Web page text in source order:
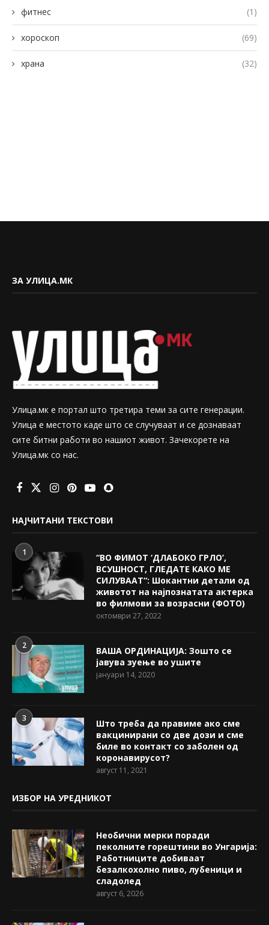
фитнес (1)
хороскоп (69)
храна (32)
ЗА УЛИЦА.МК
Улица.мк е портал што третира теми за сите генерации.
Улица е местото каде што се случуваат и се дознаваат
сите битни работи во нашиот живот. Зачекорете на
Улица.мк со нас.
НАЈЧИТАНИ ТЕКСТОВИ
1
“ВО ФИМОТ ‘ДЛАБОКО ГРЛО’,
ВСУШНОСТ, ГЛЕДАТЕ КАКО МЕ
СИЛУВААТ“: Шокантни детали од
животот на најпознатата актерка
во филмови за возрасни (ФОТО)
октомври 27, 2022
2
ВАША ОРДИНАЦИЈА: Зошто се
јавува зуење во ушите
јануари 14, 2020
3
Што треба да правиме ако сме
вакцинирани со две дози и сме
биле во контакт со заболен од
коронавирусот?
август 11, 2021
ИЗБОР НА УРЕДНИКОТ
Необични мерки поради
пеколните горештини во Унгарија:
Работниците добиваат
безалкохолно пиво, лубеници и
сладолед
август 6, 2026